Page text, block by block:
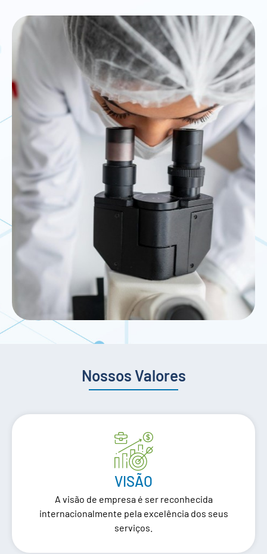
Nossos Valores
VISÃO
A visão de empresa é ser reconhecida
internacionalmente pela excelência dos seus
serviços.